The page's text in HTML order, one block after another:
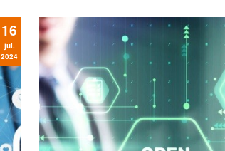
16
jul.
2024